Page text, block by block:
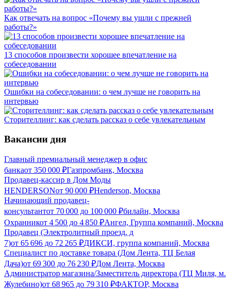
Как отвечать на вопрос «Почему вы ушли с прежней
работы?»
13 способов произвести хорошее впечатление на
собеседовании
Ошибки на собеседовании: о чем лучше не говорить на
интервью
Сторителлинг: как сделать рассказ о себе увлекательным
Вакансии дня
Главный премиальный менеджер в офис
банкаот 350 000 ₽Газпромбанк, Москва
Продавец-кассир в Дом Моды
HENDERSONот 90 000 ₽Henderson, Москва
Начинающий продавец-
консультантот 70 000 до 100 000 ₽билайн, Москва
Охранникот 4 500 до 4 850 ₽Ангел, Группа компаний, Москва
Продавец (Электролитный проезд, д
7)от 65 696 до 72 265 ₽ДИКСИ, группа компаний, Москва
Специалист по доставке товара (Дом Лента, ТЦ Белая
Дача)от 69 300 до 76 230 ₽Дом Лента, Москва
Администратор магазина/Заместитель директора (ТЦ Миля, м.
Жулебино)от 68 965 до 79 310 ₽ФАКТОР, Москва